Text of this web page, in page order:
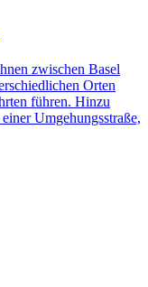
zwischen Basel
Orten
führen. Hinzu
Umgehungsstraße,